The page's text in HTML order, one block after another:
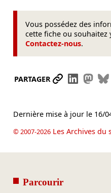
Vous possédez des
cette fiche ou souhaitez
Contactez-nous.
PARTAGER Partager le
Dernière mise à jour le 16/
© 2007-2026Les Archives du
Parcourir